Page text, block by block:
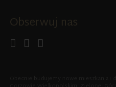
Obserwuj nas